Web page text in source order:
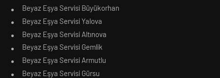
Beyaz Eşya Servisi Büyükorhan
Beyaz Eşya Servisi Yalova
Beyaz Eşya Servisi Altınova
Beyaz Eşya Servisi Gemlik
Beyaz Eşya Servisi Armutlu
Beyaz Eşya Servisi Gürsu